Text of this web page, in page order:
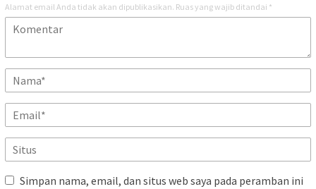
Alamat email Anda tidak akan dipublikasikan. Ruas yang wajib ditandai *
Simpan nama, email, dan situs web saya pada peramban ini